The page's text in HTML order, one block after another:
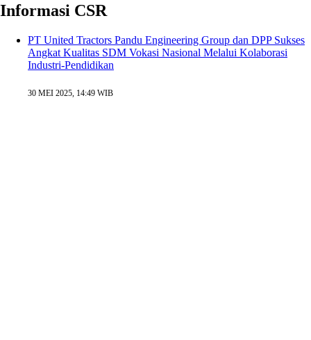
Informasi CSR
PT United Tractors Pandu Engineering Group dan DPP Sukses
Angkat Kualitas SDM Vokasi Nasional Melalui Kolaborasi
Industri-Pendidikan
30 MEI 2025, 14:49 WIB